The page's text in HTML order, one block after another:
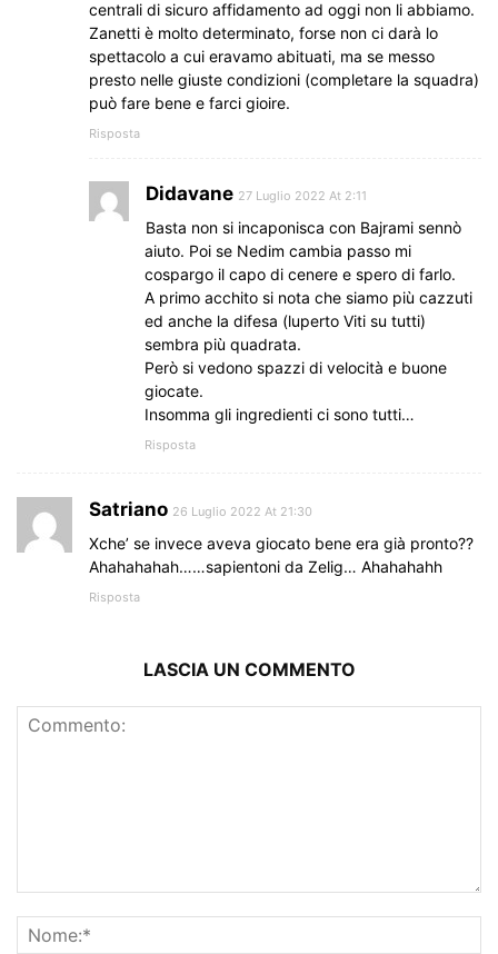
centrali di sicuro affidamento ad oggi non li abbiamo.
Zanetti è molto determinato, forse non ci darà lo
spettacolo a cui eravamo abituati, ma se messo
presto nelle giuste condizioni (completare la squadra)
può fare bene e farci gioire.
Risposta
Didavane 27 Luglio 2022 At 2:11
Basta non si incaponisca con Bajrami sennò
aiuto. Poi se Nedim cambia passo mi
cospargo il capo di cenere e spero di farlo.
A primo acchito si nota che siamo più cazzuti
ed anche la difesa (luperto Viti su tutti)
sembra più quadrata.
Però si vedono spazzi di velocità e buone
giocate.
Insomma gli ingredienti ci sono tutti…
Risposta
Satriano 26 Luglio 2022 At 21:30
Xche’ se invece aveva giocato bene era già pronto??
Ahahahahah……sapientoni da Zelig… Ahahahahh
Risposta
LASCIA UN COMMENTO